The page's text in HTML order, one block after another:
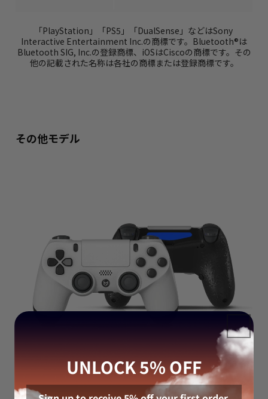
「PlayStation」「PS5」「DualSense」などはSony
Interactive Entertainment Inc.の商標です。Bluetooth®は
Bluetooth SIG, Inc.の登録商標、iOSはCiscoの商標です。その
他の記載された名称は各社の商標または登録商標です。
その他モデル
UNLOCK 5% OFF